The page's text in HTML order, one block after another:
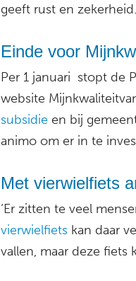
geeft rust en
Einde voor
Per 1 januari stopt de
website
subsidie en bij
animo om er in te
Met vierwielfiets
‘Er zitten te veel
vierwielfiets kan daar
vallen, maar deze fiets